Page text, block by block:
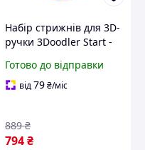
Набір стрижнів для 3D-
ручки 3Doodler Start -
помаранчевий,
жовтий, зелений)
Готово до відправки
від79₴/міс
794₴
889 ₴